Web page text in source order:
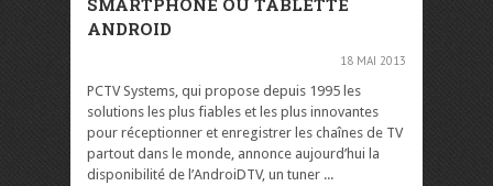
ANDROID
18 MAI 2013
PCTV Systems, qui propose depuis 1995 les
solutions les plus fiables et les plus innovantes
pour réceptionner et enregistrer les chaînes de TV
partout dans le monde, annonce aujourd’hui la
disponibilité de l’AndroiDTV, un tuner ...